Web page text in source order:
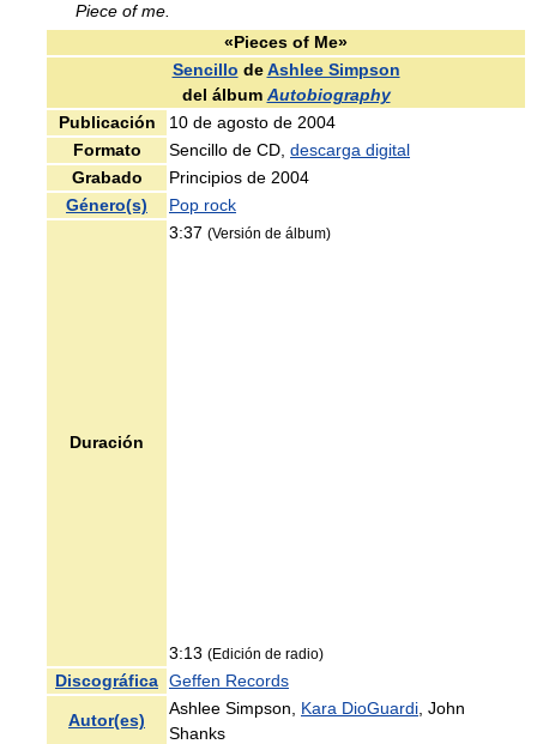
Piece of me.
«Pieces of Me»
Sencillo deAshlee Simpson
del álbum Autobiography
Publicación
10 de agosto de 2004
Formato
Sencillo de CD, descarga digital
Grabado
Principios de 2004
Género(s)
Pop rock
Duración
3:37 (Versión de álbum)
3:13 (Edición de radio)
Discográfica Geffen Records
Autor(es)
Ashlee Simpson, Kara DioGuardi , John
Shanks